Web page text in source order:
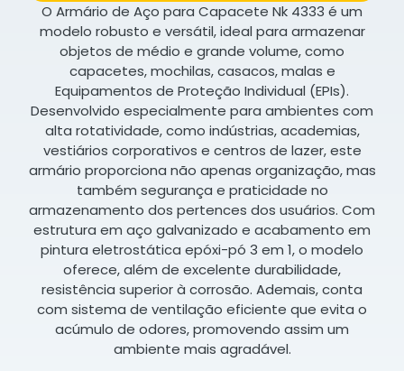
O Armário de Aço para Capacete Nk 4333 é um
modelo robusto e versátil, ideal para armazenar
objetos de médio e grande volume, como
capacetes, mochilas, casacos, malas e
Equipamentos de Proteção Individual (EPIs).
Desenvolvido especialmente para ambientes com
alta rotatividade, como indústrias, academias,
vestiários corporativos e centros de lazer, este
armário proporciona não apenas organização, mas
também segurança e praticidade no
armazenamento dos pertences dos usuários. Com
estrutura em aço galvanizado e acabamento em
pintura eletrostática epóxi-pó 3 em 1, o modelo
oferece, além de excelente durabilidade,
resistência superior à corrosão. Ademais, conta
com sistema de ventilação eficiente que evita o
acúmulo de odores, promovendo assim um
ambiente mais agradável.